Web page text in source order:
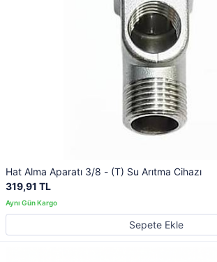
Hat Alma Aparatı 3/8 - (T) Su Arıtma Cihazı
319,91 TL
Sepete Ekle